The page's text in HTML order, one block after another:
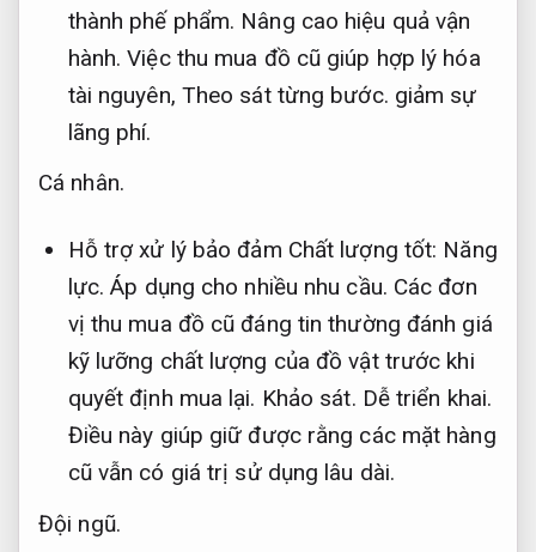
thành phế phẩm. Nâng cao hiệu quả vận
hành. Việc thu mua đồ cũ giúp hợp lý hóa
tài nguyên, Theo sát từng bước. giảm sự
lãng phí.
Cá nhân.
Hỗ trợ xử lý bảo đảm Chất lượng tốt: Năng
lực. Áp dụng cho nhiều nhu cầu. Các đơn
vị thu mua đồ cũ đáng tin thường đánh giá
kỹ lưỡng chất lượng của đồ vật trước khi
quyết định mua lại. Khảo sát. Dễ triển khai.
Điều này giúp giữ được rằng các mặt hàng
cũ vẫn có giá trị sử dụng lâu dài.
Đội ngũ.